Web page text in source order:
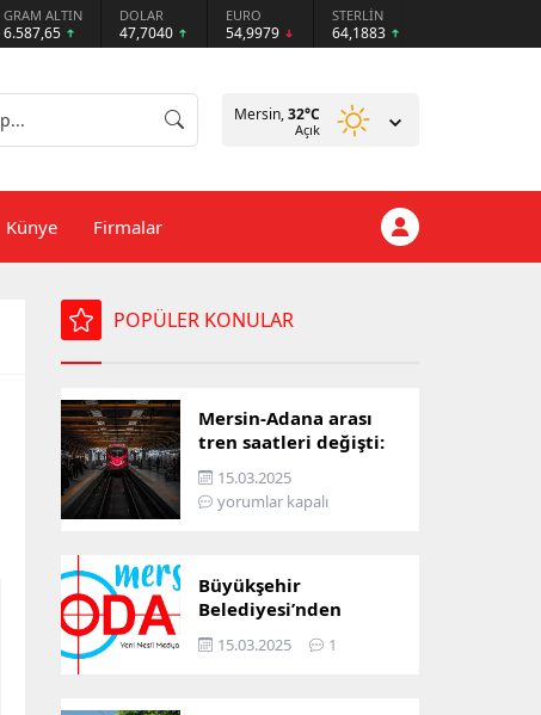
GRAM ALTIN
6.587,65
DOLAR
47,7040
EURO
54,9979
STERLİN
64,1883
Mersin,32°C
Açık
Künye Firmalar
POPÜLER KONULAR
Mersin-Adana arası
tren saatleri değişti:
İşte yeni ulaşım listesi
15.03.2025
yorumlar kapalı
Büyükşehir
Belediyesi’nden
Mersin ve Adana arası
ulaşım başladı
15.03.2025 1